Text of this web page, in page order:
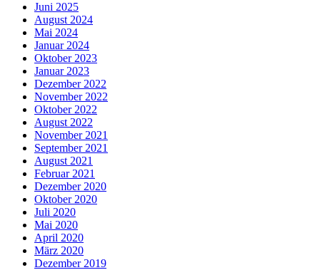
Juni 2025
August 2024
Mai 2024
Januar 2024
Oktober 2023
Januar 2023
Dezember 2022
November 2022
Oktober 2022
August 2022
November 2021
September 2021
August 2021
Februar 2021
Dezember 2020
Oktober 2020
Juli 2020
Mai 2020
April 2020
März 2020
Dezember 2019